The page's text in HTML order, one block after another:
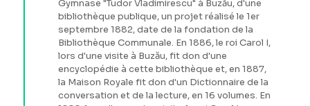
Gymnase "Tudor Vladimirescu" à Buzău, d'une
bibliothèque publique, un projet réalisé le 1er
septembre 1882, date de la fondation de la
Bibliothèque Communale. En 1886, le roi Carol I,
lors d'une visite à Buzău, fit don d'une
encyclopédie à cette bibliothèque et, en 1887,
la Maison Royale fit don d'un Dictionnaire de la
conversation et de la lecture, en 16 volumes. En